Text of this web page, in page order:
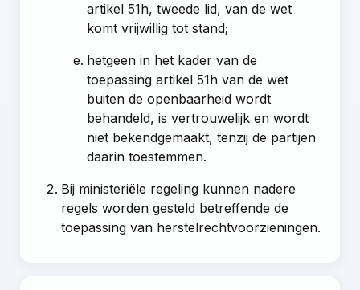
artikel 51h, tweede lid, van de wet
komt vrijwillig tot stand;
hetgeen in het kader van de
toepassingartikel 51h van de wet
buiten de openbaarheid wordt
behandeld, is vertrouwelijk en wordt
niet bekendgemaakt, tenzij de partijen
daarin toestemmen.
Bij ministeriële regeling kunnen nadere
regels worden gesteld betreffende de
toepassing van herstelrechtvoorzieningen.